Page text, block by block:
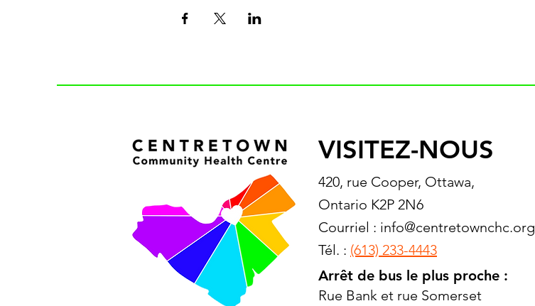
VISITEZ-NOUS
420, rue Cooper, Ottawa,
Ontario K2P 2N6
Courriel : info@centretownchc.org
Tél. : (613) 233-4443
Arrêt de bus le plus proche :
Rue Bank et rue Somerset